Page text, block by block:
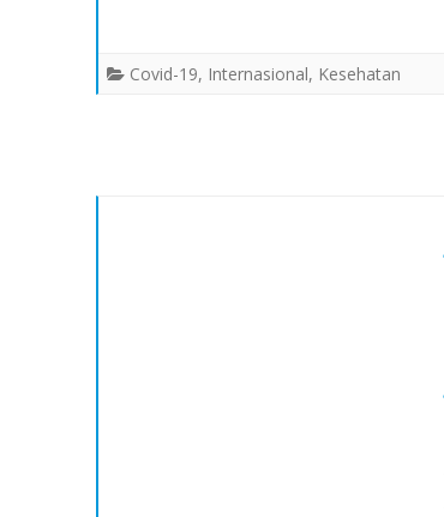
Covid-19, Internasional, Kesehatan